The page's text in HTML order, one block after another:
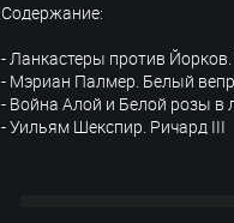
Содержание:
- Ланкастеры против
- Мэриан Палмер. Белый
- Война Алой и Белой розы в
- Уильям Шекспир. Ричард III